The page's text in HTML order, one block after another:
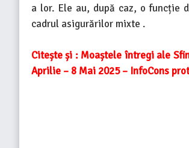
a lor. Ele au, după caz, o funcție
cadrul asigurărilor mixte .
Citește și : Moaștele întregi ale
Aprilie – 8 Mai 2025 – InfoCons